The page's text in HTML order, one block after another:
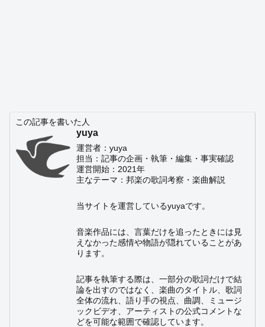
この記事を書いた人
yuya
運営者：yuya
担当：記事の企画・執筆・編集・事実確認
運営開始：2021年
主なテーマ：邦楽の歌詞考察・楽曲解説
当サイトを運営しているyuyaです。
音楽作品には、言葉だけを追ったときには見
えなかった感情や物語が隠れていることがあ
ります。
記事を執筆する際は、一部分の歌詞だけで結
論を出すのではなく、楽曲のタイトル、歌詞
全体の流れ、語り手の視点、曲調、ミュージ
ックビデオ、アーティストの公式コメントな
どを可能な範囲で確認しています。